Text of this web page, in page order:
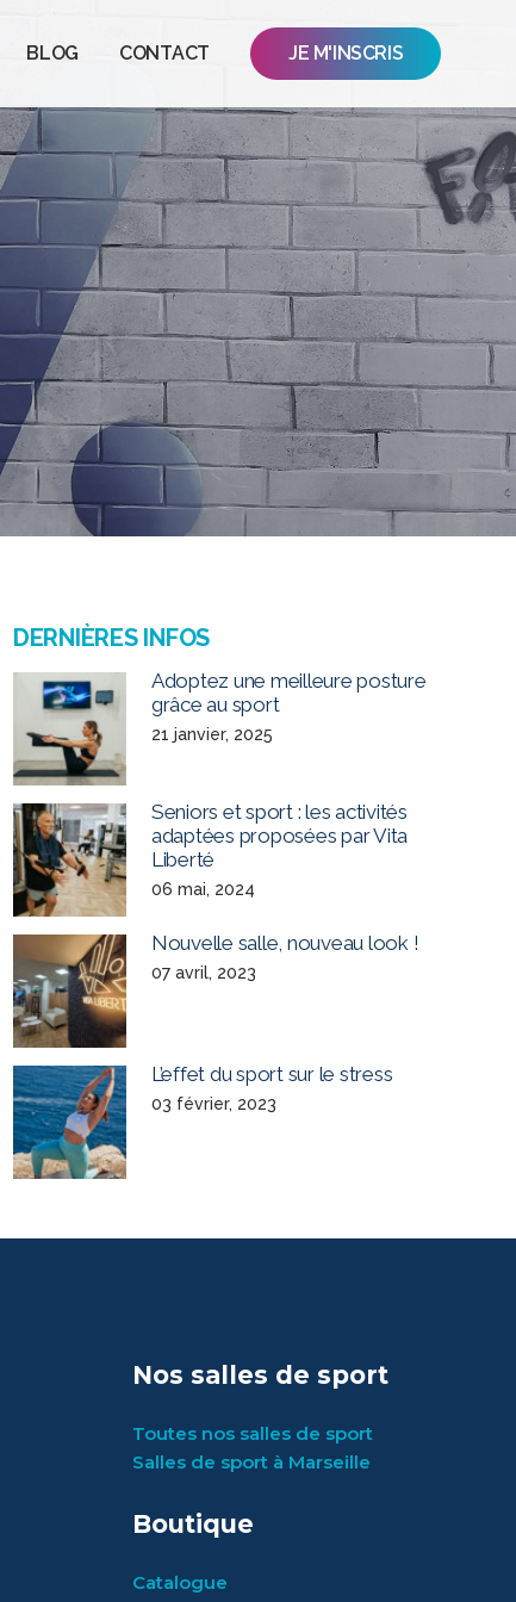
JE M'INSCRIS
BLOG CONTACT
DERNIÈRES INFOS
Adoptez une meilleure posture
grâce au sport
21 janvier, 2025
Seniors et sport : les activités
adaptées proposées par Vita
Liberté
06 mai, 2024
Nouvelle salle, nouveau look !
07 avril, 2023
L’effet du sport sur le stress
03 février, 2023
Nos salles de sport
Toutes nos salles de sport
Salles de sport à Marseille
Boutique
Catalogue